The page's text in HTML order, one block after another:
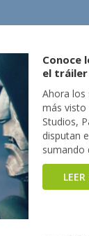
Conoce
el tráiler
Ahora los
más visto
Studios,
disputan
sumando